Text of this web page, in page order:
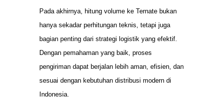
Pada akhirnya, hitung volume ke Ternate bukan
hanya sekadar perhitungan teknis, tetapi juga
bagian penting dari strategi logistik yang efektif.
Dengan pemahaman yang baik, proses
pengiriman dapat berjalan lebih aman, efisien, dan
sesuai dengan kebutuhan distribusi modern di
Indonesia.